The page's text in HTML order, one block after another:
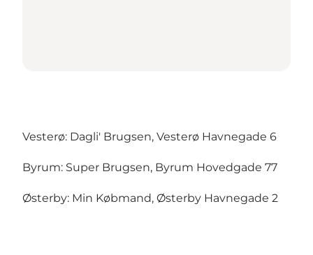
Vesterø: Dagli' Brugsen, Vesterø Havnegade 6
Byrum: Super Brugsen, Byrum Hovedgade 77
Østerby: Min Købmand, Østerby Havnegade 2